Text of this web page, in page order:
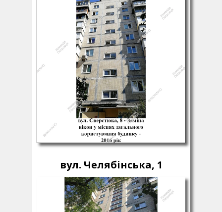
вул. Челябінська, 1